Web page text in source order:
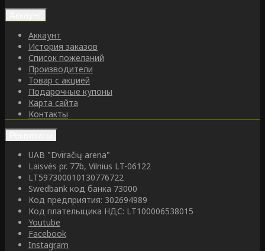
Аккаунт
История заказов
Список пожеланий
Производители
Товар с акцией
Подарочные купоны
Карта сайта
Контакты
UAB "Dviračių arena"
Laisvės pr. 77b, Vilnius LT-06122
LT597300010130776722
Swedbank код банка 73000
Код предприятия: 302694989
Код плательщика НДС: LT100006538015
Youtube
Facebook
Instagram